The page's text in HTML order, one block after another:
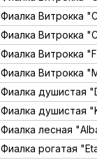
Фиалка Витрокка
Фиалка Витрокка
Фиалка Витрокка
Фиалка Витрокка
Фиалка душистая
Фиалка душистая
Фиалка лесная
Фиалка рогатая